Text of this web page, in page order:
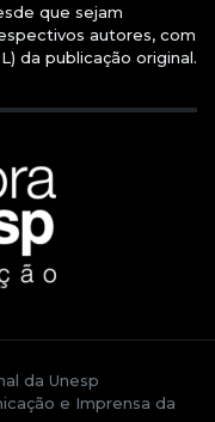
que sejam
autores, com
da publicação original.
da Unesp
e Imprensa da